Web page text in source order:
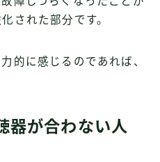
された部分です。
的に感じるのであれば、
器が合わない人